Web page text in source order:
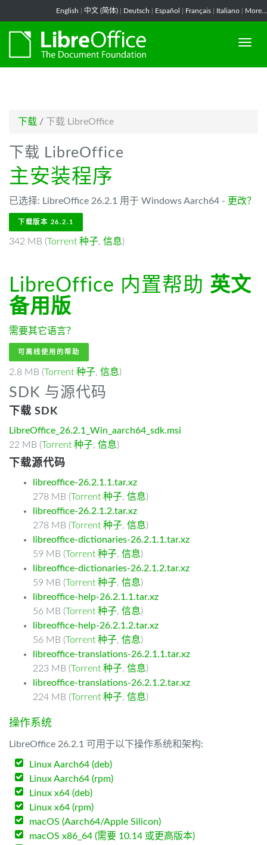
English 中文 (简体) Deutsch Español Français Italiano More...
下载 / 下载 LibreOffice
下载 LibreOffice
主安装程序
已选择: LibreOffice 26.2.1 用于 Windows Aarch64 - 更改？
下载版本 26.2.1
342 MB (Torrent 种子, 信息)
LibreOffice 内置帮助 英文
备用版
需要其它语言？
可离线使用的帮助
2.8 MB (Torrent 种子, 信息)
SDK 与源代码
下载 SDK
LibreOffice_26.2.1_Win_aarch64_sdk.msi
22 MB (Torrent 种子, 信息)
下载源代码
libreoffice-26.2.1.1.tar.xz
278 MB (Torrent 种子, 信息)
libreoffice-26.2.1.2.tar.xz
278 MB (Torrent 种子, 信息)
libreoffice-dictionaries-26.2.1.1.tar.xz
59 MB (Torrent 种子, 信息)
libreoffice-dictionaries-26.2.1.2.tar.xz
59 MB (Torrent 种子, 信息)
libreoffice-help-26.2.1.1.tar.xz
56 MB (Torrent 种子, 信息)
libreoffice-help-26.2.1.2.tar.xz
56 MB (Torrent 种子, 信息)
libreoffice-translations-26.2.1.1.tar.xz
223 MB (Torrent 种子, 信息)
libreoffice-translations-26.2.1.2.tar.xz
224 MB (Torrent 种子, 信息)
操作系统
LibreOffice 26.2.1 可用于以下操作系统和架构:
Linux Aarch64 (deb)
Linux Aarch64 (rpm)
Linux x64 (deb)
Linux x64 (rpm)
macOS (Aarch64/Apple Silicon)
macOS x86_64 (需要 10.14 或更高版本)